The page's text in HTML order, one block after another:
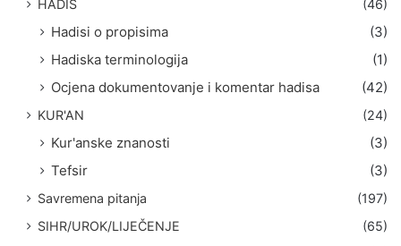
HADIS (46)
Hadisi o propisima
(3)
Hadiska terminologija
(1)
Ocjena dokumentovanje i komentar hadisa
(42)
KUR'AN (24)
Kur'anske znanosti
(3)
Tefsir
(3)
Savremena pitanja
(197)
SIHR/UROK/LIJEČENJE
(65)